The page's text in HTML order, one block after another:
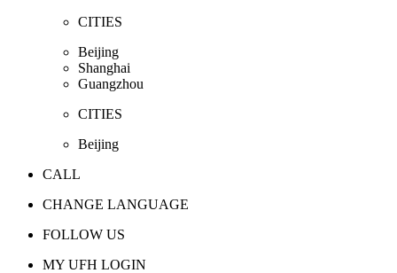
CITIES
Beijing
Shanghai
Guangzhou
CITIES
Beijing
CALL
CHANGE LANGUAGE
FOLLOW US
MY UFH LOGIN